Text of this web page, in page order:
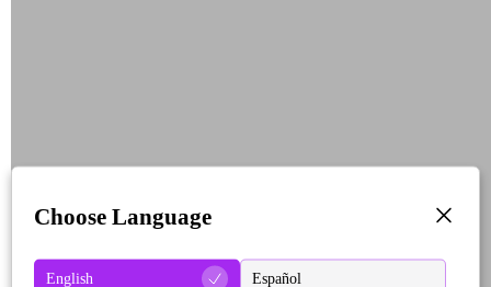
Choose Language
English Español